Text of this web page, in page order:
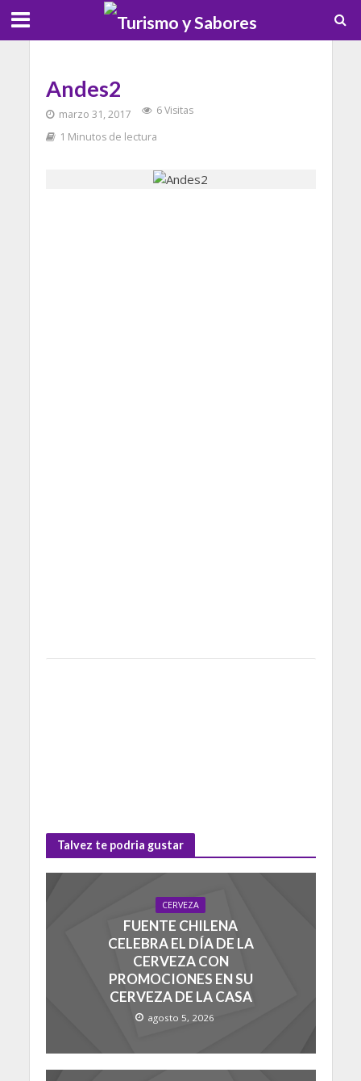
Andes2
marzo 31, 2017
6 Visitas
1 Minutos de lectura
Talvez te podria gustar
CERVEZA
FUENTE CHILENA
CELEBRA EL DÍA DE LA
CERVEZA CON
PROMOCIONES EN SU
CERVEZA DE LA CASA
agosto 5, 2026